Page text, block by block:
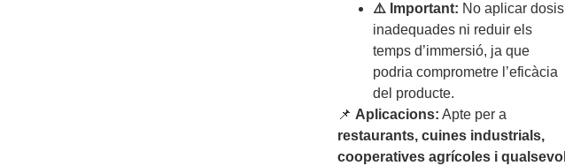
⚠️ Important: No aplicar dosis
inadequades ni reduir els
temps d’immersió, ja que
podria comprometre l’eficàcia
del producte.
📌 Aplicacions: Apte per a
restaurants, cuines industrials,
cooperatives agrícoles i qualsevol